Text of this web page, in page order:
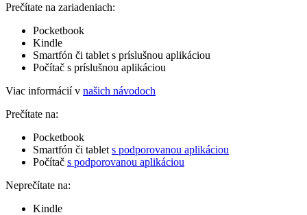
Prečítate na zariadeniach:
Pocketbook
Kindle
Smartfón či tablet s príslušnou aplikáciou
Počítač s príslušnou aplikáciou
Viac informácií v našich návodoch
Prečítate na:
Pocketbook
Smartfón či tablet s podporovanou aplikáciou
Počítač s podporovanou aplikáciou
Neprečítate na:
Kindle